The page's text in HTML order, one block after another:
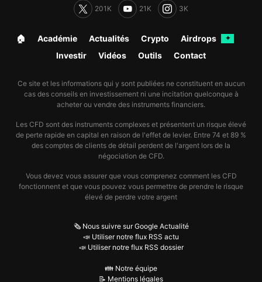
201K 21K 3K
🏠︎ Académie Actualités Crypto Airdrops ✦
Investir Vidéos Outils Contact
Ce site et les informations qui y sont publiées ne constituent en aucun
cas des conseils en investissement ni une incitation quelconque à
acheter ou vendre des instruments financiers.
Les CFD sont des instruments complexes et présentent un risque élevé
de perte rapide en capital en raison de l'effet de levier. Entre 74 et 89 %
des comptes de clients de détail perdent de l'argent lors de la
négociation de CFD.
Vous devez vous assurer que vous comprenez comment les CFD
fonctionnent et que vous pouvez vous permettre de prendre le risque
élevé de perdre votre argent
🗞️ Nous suivre sur Google Actualité
📣 Utiliser notre flux RSS actu
📣 Utiliser notre flux RSS dossier
👪 Notre équipe
📝 Mentions légales